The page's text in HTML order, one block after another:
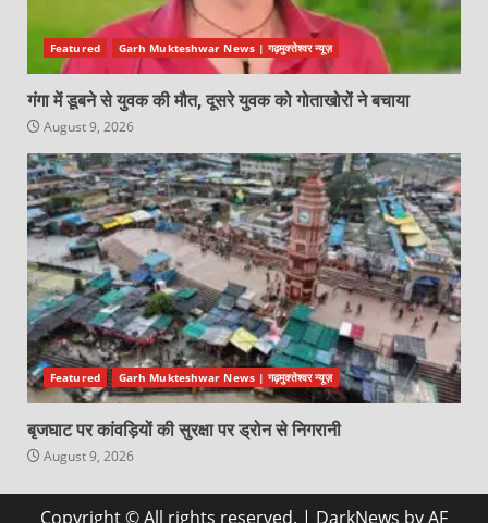
Featured Garh Mukteshwar News | गढ़मुक्तेश्वर न्यूज़
गंगा में डूबने से युवक की मौत, दूसरे युवक को गोताखोरों ने बचाया
August 9, 2026
Featured Garh Mukteshwar News | गढ़मुक्तेश्वर न्यूज़
बृजघाट पर कांवड़ियों की सुरक्षा पर ड्रोन से निगरानी
August 9, 2026
Copyright © All rights reserved. | DarkNews by AF